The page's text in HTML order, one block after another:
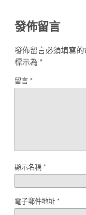
發佈留言
發佈留言必須填寫
標示為 *
留言*
顯示名稱*
電子郵件地址*